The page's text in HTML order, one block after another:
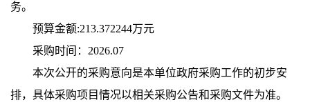
务。
预算金额:213.372244万元
采购时间：2026.07
本次公开的采购意向是本单位政府采购工作的初步安
排，具体采购项目情况以相关采购公告和采购文件为准。